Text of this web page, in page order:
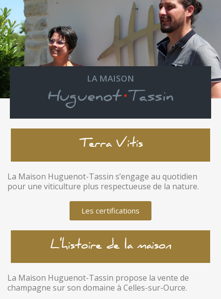
LA MAISON
Huguenot·Tassin
Terra Vitis
La Maison Huguenot-Tassin s’engage au quotidien
pour une viticulture plus respectueuse de la nature.
Les certifications
L'histoire de la maison
La Maison Huguenot-Tassin propose la vente de
champagne sur son domaine à Celles-sur-Ource.